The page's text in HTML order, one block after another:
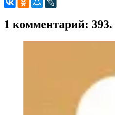
1 комментарий: